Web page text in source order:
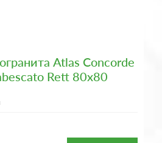
Atlas Concorde
Rett 80x80